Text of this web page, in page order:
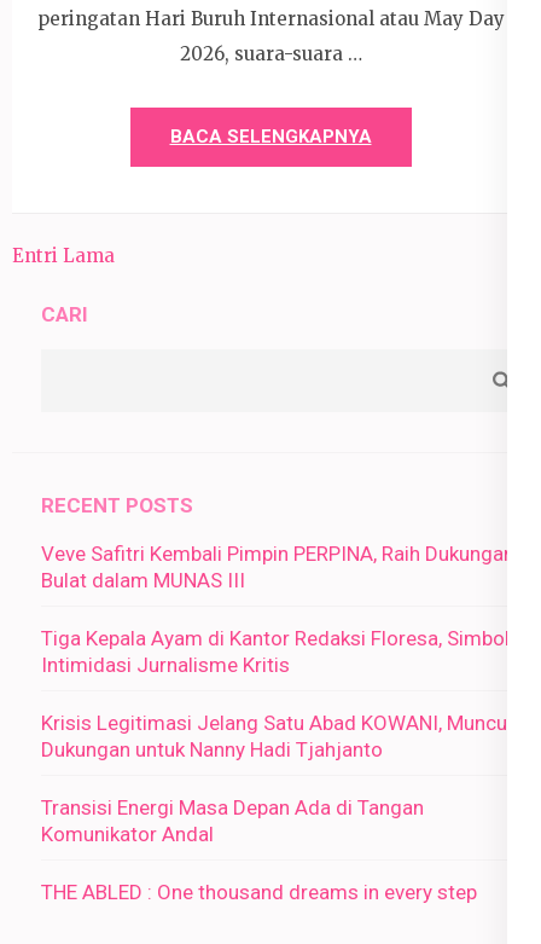
peringatan Hari Buruh Internasional atau May Day
2026, suara-suara …
BACA SELENGKAPNYA
Entri Lama
CARI
RECENT POSTS
Veve Safitri Kembali Pimpin PERPINA, Raih Dukungan
Bulat dalam MUNAS III
Tiga Kepala Ayam di Kantor Redaksi Floresa, Simbol
Intimidasi Jurnalisme Kritis
Krisis Legitimasi Jelang Satu Abad KOWANI, Muncul
Dukungan untuk Nanny Hadi Tjahjanto
Transisi Energi Masa Depan Ada di Tangan
Komunikator Andal
THE ABLED : One thousand dreams in every step